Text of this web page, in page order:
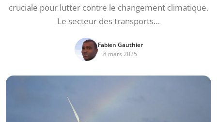
cruciale pour lutter contre le changement climatique.
Le secteur des transports…
Fabien Gauthier
8 mars 2025